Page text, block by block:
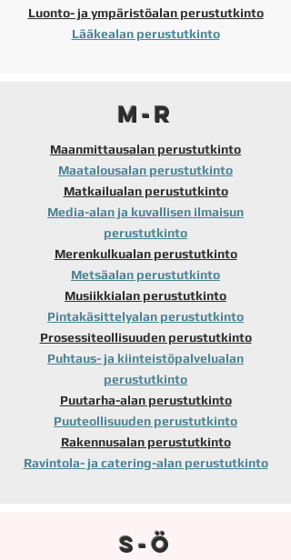
Luonto- ja ympäristöalan perustutkinto
Lääkealan perustutkinto
M-R
Maanmittausalan perustutkinto
Maatalousalan perustutkinto
Matkailualan perustutkinto
Media-alan ja kuvallisen ilmaisun
perustutkinto
Merenkulkualan perustutkinto
Metsäalan perustutkinto
Musiikkialan perustutkinto
Pintakäsittelyalan perustutkinto
Prosessiteollisuuden perustutkinto
Puhtaus- ja kiinteistöpalvelualan
perustutkinto
Puutarha-alan perustutkinto
Puuteollisuuden perustutkinto
Rakennusalan perustutkinto
Ravintola- ja catering-alan perustutkinto
S-Ö